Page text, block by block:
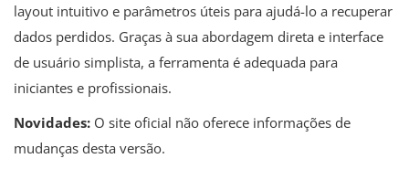
layout intuitivo e parâmetros úteis para ajudá-lo a recuperar
dados perdidos. Graças à sua abordagem direta e interface
de usuário simplista, a ferramenta é adequada para
iniciantes e profissionais.
Novidades: O site oficial não oferece informações de
mudanças desta versão.